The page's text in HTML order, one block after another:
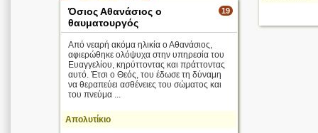
Οι κτήτορες
Μονής
Μεγάλου
Μετεώρου,
19
Όσιος Αθανάσιος ο
θαυματουργός
Από νεαρή ακόμα ηλικία ο Αθανάσιος,
αφιερώθηκε ολόψυχα στην υπηρεσία του
Ευαγγελίου, κηρύττοντας και πράττοντας
αυτό. Έτσι ο Θεός, του έδωσε τη δύναμη
να θεραπεύει ασθένειες του σώματος και
του πνεύμα ...
Απολυτίκιο